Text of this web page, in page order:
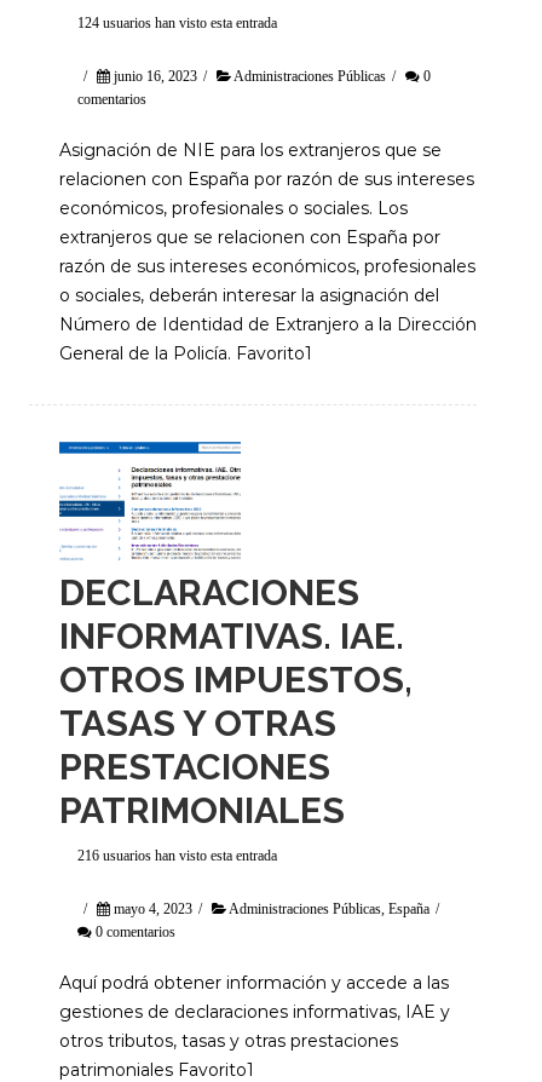
124 usuarios han visto esta entrada
/ junio 16, 2023 / Administraciones Públicas /
0
comentarios
Asignación de NIE para los extranjeros que se
relacionen con España por razón de sus intereses
económicos, profesionales o sociales. Los
extranjeros que se relacionen con España por
razón de sus intereses económicos, profesionales
o sociales, deberán interesar la asignación del
Número de Identidad de Extranjero a la Dirección
General de la Policía. Favorito1
DECLARACIONES
INFORMATIVAS. IAE.
OTROS IMPUESTOS,
TASAS Y OTRAS
PRESTACIONES
PATRIMONIALES
216 usuarios han visto esta entrada
/ mayo 4, 2023 / Administraciones Públicas España /
0 comentarios
Aquí podrá obtener información y accede a las
gestiones de declaraciones informativas, IAE y
otros tributos, tasas y otras prestaciones
patrimoniales Favorito1